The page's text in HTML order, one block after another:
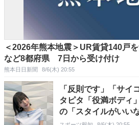
＜2026年熊本地震＞UR賃貸140戸
など8都府県 7日から受け付け
熊本日日新聞 8/6(木) 20:55
「反則です」「サイ
タピタ「役満ボデ
の「スタイルがいい